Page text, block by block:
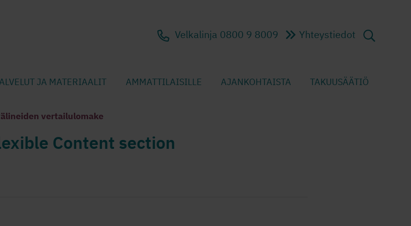
Velkalinja 0800 9 8009 Yhteystiedot
JA MATERIAALIT AMMATTILAISILLE AJANKOHTAISTA TAKUUSÄÄTIÖ
vertailulomake
Content section